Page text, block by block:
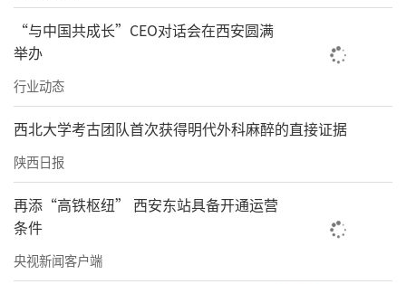
契机，继承和发扬党的光荣传统，继续跟随党
的脚步，持续做好社区建设和为民服务工作，
不断推动社区各项工作高质量完成，以实际行
动，向建党105周年献礼！
“与中国共成长”CEO对话会在西安圆满
举办
行业动态
西北大学考古团队首次获得明代外科麻醉的直接证据
陕西日报
再添“高铁枢纽” 西安东站具备开通运营
条件
央视新闻客户端